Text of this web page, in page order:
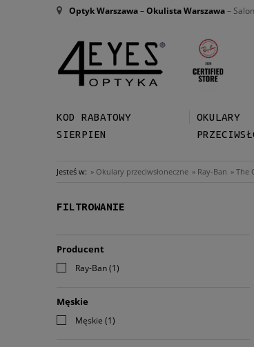
Optyk Warszawa–Okulista Warszawa–
KOD RABATOWY
SIERPIEN
OKULARY
Jesteś w: » Okulary przeciwsłoneczne » Ray-Ban » The
FILTROWANIE
Producent
Ray-Ban(1)
Męskie
Męskie (1)